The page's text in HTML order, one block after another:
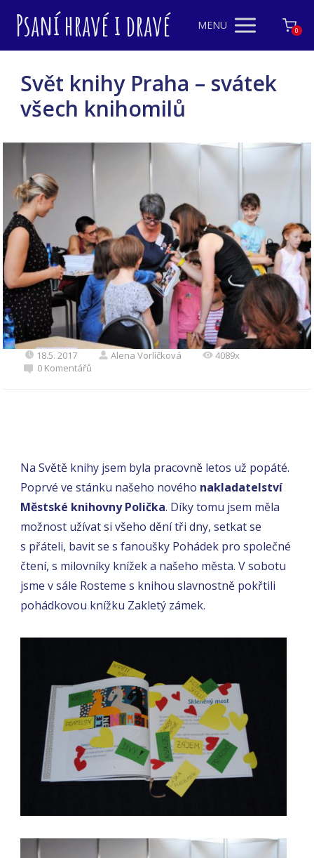
Psaní hravé i dravé MENU 0
Svět knihy Praha – svátek
všech knihomilů
18.5. 2017 Alena Vorlíčková
4089x
0 Komentářů
Na Světě knihy jsem byla pracovně letos už popáté.
Poprvé ve stánku našeho nového nakladatelství
Městské knihovny Polička. Díky tomu jsem měla
možnost užívat si všeho dění tři dny, setkat se
s přáteli, bavit se s fanoušky Pohádek pro společné
čtení, s milovníky knížek a našeho města. V sobotu
jsme v sále Rosteme s knihou slavnostně pokřtili
pohádkovou knížku Zakletý zámek.